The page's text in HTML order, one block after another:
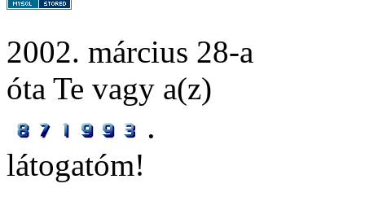
2002. március 28-a
óta Te vagy a(z)
.
látogatóm!